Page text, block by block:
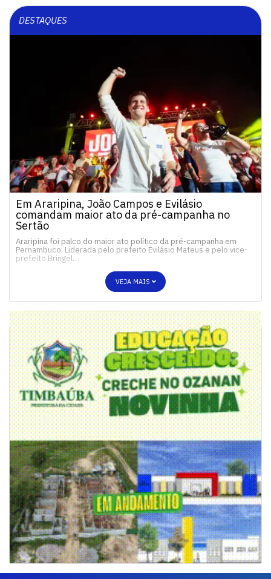
DESTAQUES
Em Araripina, João Campos e Evilásio
comandam maior ato da pré-campanha no
Sertão
Araripina foi palco do maior ato político da pré-campanha em
Pernambuco. Liderada pelo prefeito Evilásio Mateus e pelo vice-
prefeito Bringel…
VEJA MAIS